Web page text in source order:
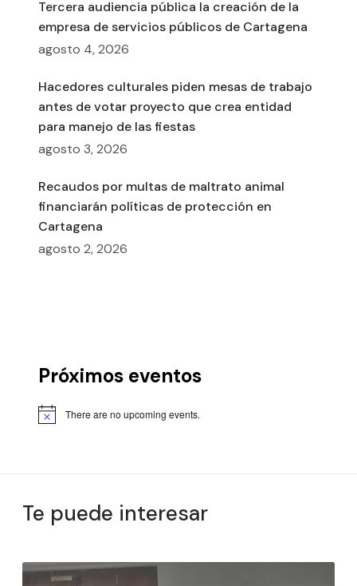
Tercera audiencia pública la creación de la
empresa de servicios públicos de Cartagena
agosto 4, 2026
Hacedores culturales piden mesas de trabajo
antes de votar proyecto que crea entidad
para manejo de las fiestas
agosto 3, 2026
Recaudos por multas de maltrato animal
financiarán políticas de protección en
Cartagena
agosto 2, 2026
Próximos eventos
There are no upcoming events.
Te puede interesar